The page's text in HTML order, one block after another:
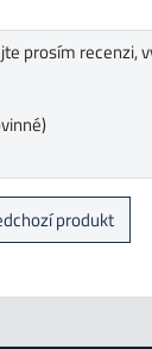
prosím recenzi,
produkt